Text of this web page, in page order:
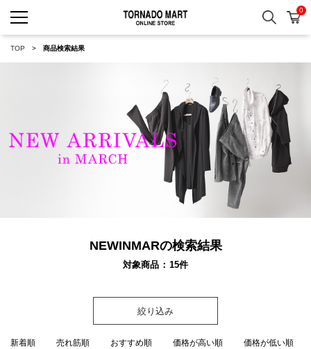
検索 カ
0
TOP 商品検索結果
NEWINMARの検索結果
対象商品 15件
絞り込み
新着順 売れ筋順 おすすめ順 価格が高い順 価格が低い順